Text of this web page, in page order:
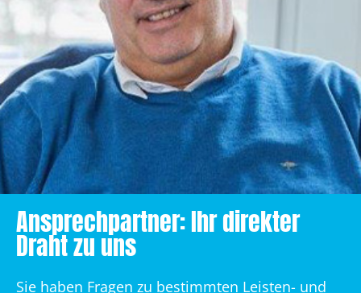
Ansprechpartner: Ihr direkter
Draht zu uns
Sie haben Fragen zu bestimmten Leisten- und